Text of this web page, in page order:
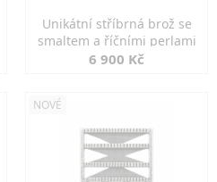
Unikátní stříbrná brož se
smaltem a říčními perlami
6 900 Kč
NOVÉ